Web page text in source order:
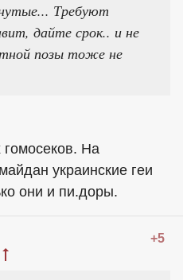
Требуют
дайте срок.. и не
позы тоже не
гомосеков. На
украинские геи
они и пи.доры.
+5